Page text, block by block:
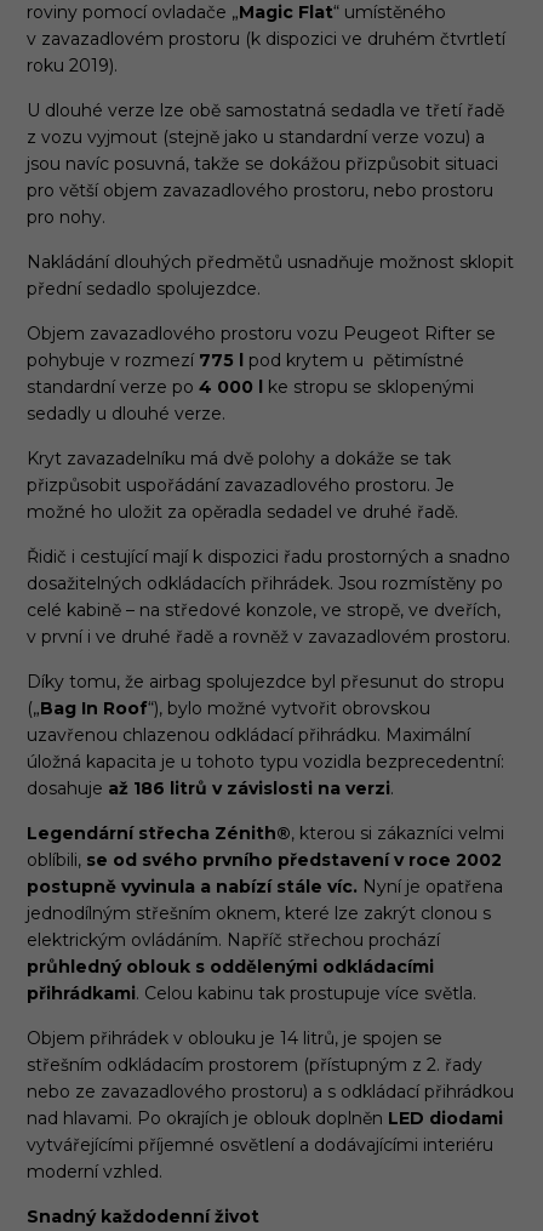
roviny pomocí ovladače „Magic Flat“ umístěného
v zavazadlovém prostoru (k dispozici ve druhém čtvrtletí
roku 2019).
U dlouhé verze lze obě samostatná sedadla ve třetí řadě
z vozu vyjmout (stejně jako u standardní verze vozu) a
jsou navíc posuvná, takže se dokážou přizpůsobit situaci
pro větší objem zavazadlového prostoru, nebo prostoru
pro nohy.
Nakládání dlouhých předmětů usnadňuje možnost sklopit
přední sedadlo spolujezdce.
Objem zavazadlového prostoru vozu Peugeot Rifter se
pohybuje v rozmezí 775 l pod krytem u pětimístné
standardní verze po4 000 l ke stropu se sklopenými
sedadly u dlouhé verze.
Kryt zavazadelníku má dvě polohy a dokáže se tak
přizpůsobit uspořádání zavazadlového prostoru. Je
možné ho uložit za opěradla sedadel ve druhé řadě.
Řidič i cestující mají k dispozici řadu prostorných a snadno
dosažitelných odkládacích přihrádek. Jsou rozmístěny po
celé kabině – na středové konzole, ve stropě, ve dveřích,
v první i ve druhé řadě a rovněž v zavazadlovém prostoru.
Díky tomu, že airbag spolujezdce byl přesunut do stropu
(„Bag In Roof“), bylo možné vytvořit obrovskou
uzavřenou chlazenou odkládací přihrádku. Maximální
úložná kapacita je u tohoto typu vozidla bezprecedentní:
dosahuje až 186 litrů v závislosti na verzi.
Legendární střecha Zénith®, kterou si zákazníci velmi
oblíbili, se od svého prvního představení v roce 2002
postupně vyvinula a nabízí stále víc. Nyní je opatřena
jednodílným střešním oknem, které lze zakrýt clonou s
elektrickým ovládáním. Napříč střechou prochází
průhledný oblouk s oddělenými odkládacími
přihrádkami. Celou kabinu tak prostupuje více světla.
Objem přihrádek v oblouku je 14 litrů, je spojen se
střešním odkládacím prostorem (přístupným z 2. řady
nebo ze zavazadlového prostoru) a s odkládací přihrádkou
nad hlavami. Po okrajích je oblouk doplněn LED diodami
vytvářejícími příjemné osvětlení a dodávajícími interiéru
moderní vzhled.
Snadný každodenní život